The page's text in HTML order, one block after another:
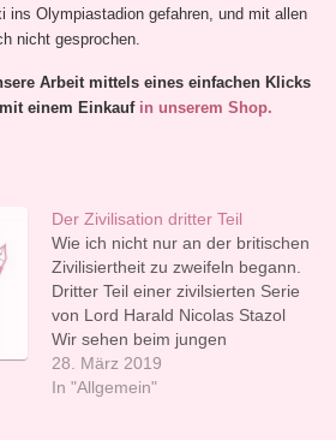
ins Olympiastadion gefahren, und mit allen
nicht gesprochen.
Arbeit mittels eines einfachen Klicks
einem Einkauf in unserem Shop.
Der Zivilisation dritter Teil
Wie ich nicht nur an der britischen
Zivilisiertheit zu zweifeln begann.
Dritter Teil einer zivilsierten Serie
von Lord Harald Nicolas Stazol
Wir sehen beim jungen
Vorstandsvorsitzenden auf einem
Sofa, so groß wie meine
28. März 2019
In "Allgemein"